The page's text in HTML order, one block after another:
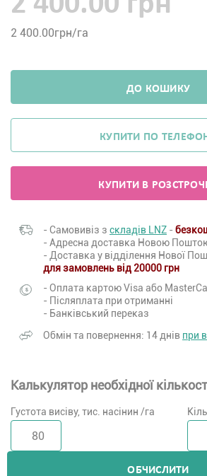
2 400.00грн/га
ДО КОШИКУ
КУПИТИ ПО
КУПИТИ В
- Самовивіз з складів LNZ -
- Адресна доставка Новою
- Доставка у відділення Нової
для замовлень від 20000 грн
- Оплата картою Visa або
- Післяплата при отриманні
- Банківський переказ
Обмін та повернення: 14 днів при
Калькулятор необхідної
Густота висіву, тис. насінин /га
ОБЧИСЛИТИ